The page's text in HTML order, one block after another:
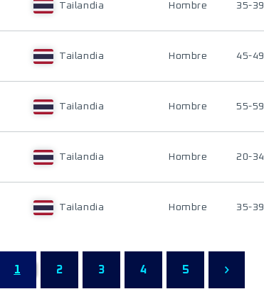
Tailandia Hombre 35-39
Tailandia Hombre 45-49
Tailandia Hombre 55-59
Tailandia Hombre 20-34
Tailandia Hombre 35-39
1 2 3 4 5